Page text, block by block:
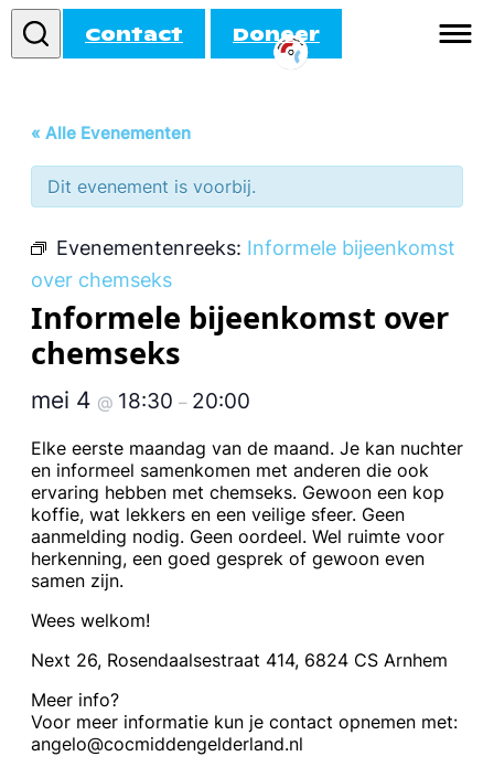
Contact Doneer
Activiteiten
« Alle Evenementen
Dit evenement is voorbij.
Evenementenreeks: Informele bijeenkomst
over chemseks
Informele bijeenkomst over
chemseks
mei 4 @ 18:30 – 20:00
Elke eerste maandag van de maand. Je kan nuchter
en informeel samenkomen met anderen die ook
ervaring hebben met chemseks. Gewoon een kop
koffie, wat lekkers en een veilige sfeer. Geen
aanmelding nodig. Geen oordeel. Wel ruimte voor
herkenning, een goed gesprek of gewoon even
samen zijn.
Wees welkom!
Next 26, Rosendaalsestraat 414, 6824 CS Arnhem
Meer info?
Voor meer informatie kun je contact opnemen met:
angelo@cocmiddengelderland.nl